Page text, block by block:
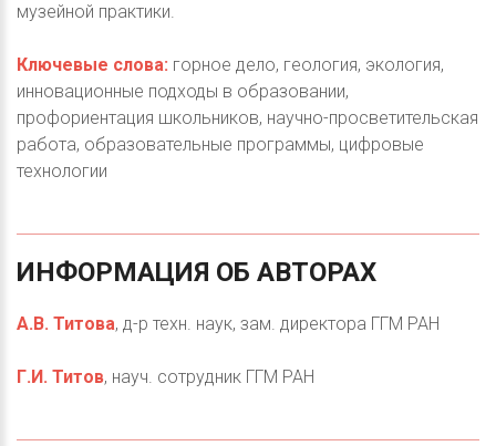
музейной практики.
Ключевые слова: горное дело, геология, экология,
инновационные подходы в образовании,
профориентация школьников, научно-просветительская
работа, образовательные программы, цифровые
технологии
ИНФОРМАЦИЯ ОБ АВТОРАХ
А.В. Титова, д-р техн. наук, зам. директора ГГМ РАН
Г.И. Титов, науч. сотрудник ГГМ РАН